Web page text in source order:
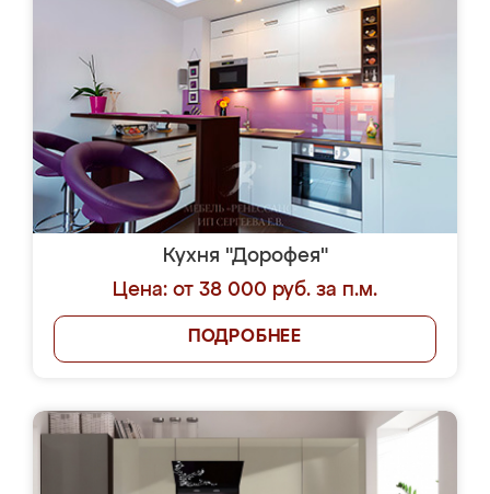
Кухня "Дорофея"
Цена: от 38 000 руб. за п.м.
ПОДРОБНЕЕ